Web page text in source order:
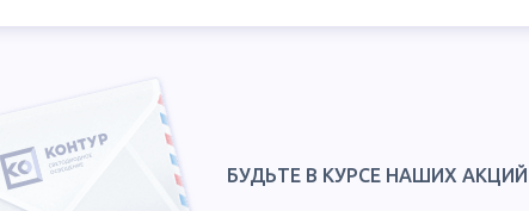
БУДЬТЕ В КУРСЕ НАШИХ